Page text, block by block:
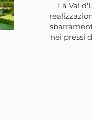
La Val
nei pressi